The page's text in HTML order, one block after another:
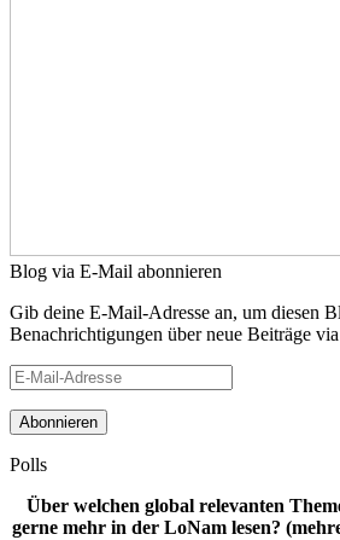
Blog via E-Mail abonnieren
Gib deine E-Mail-Adresse an, um diesen
Benachrichtigungen über neue Beiträge
E-
Adresse
Polls
Über welchen global relevanten
gerne mehr in der LoNam lesen?